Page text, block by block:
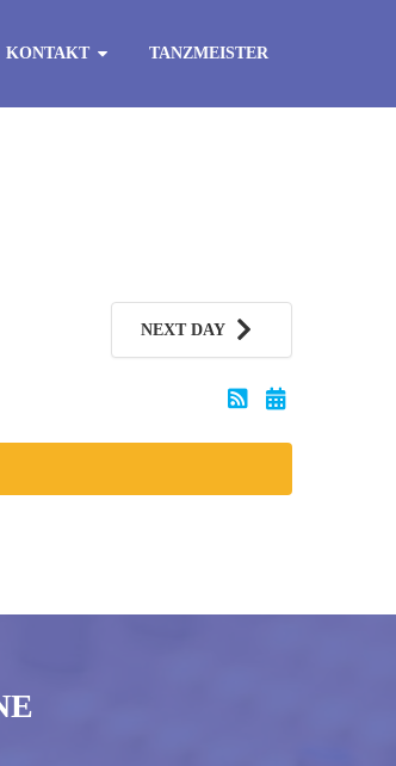
KONTAKT TANZMEISTER
NEXT DAY